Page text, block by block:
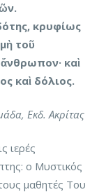
κρυφίως
τοῦ
καὶ
καὶ δόλιος.
Εκδ. Ακρίτας
ιερές
ο Μυστικός
μαθητές Του